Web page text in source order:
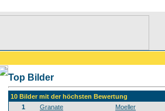
Top Bilder
10 Bilder mit der höchsten Bewertung
1
Granate
Moeller